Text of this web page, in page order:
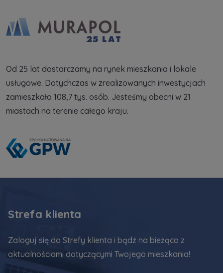
Od 25 lat dostarczamy na rynek mieszkania i lokale
usługowe. Dotychczas w zrealizowanych inwestycjach
zamieszkało 108,7 tys. osób. Jesteśmy obecni w 21
miastach na terenie całego kraju.
Strefa klienta
Zaloguj się do Strefy klienta i bądź na bieżąco z
aktualnościami dotyczącymi Twojego mieszkania!